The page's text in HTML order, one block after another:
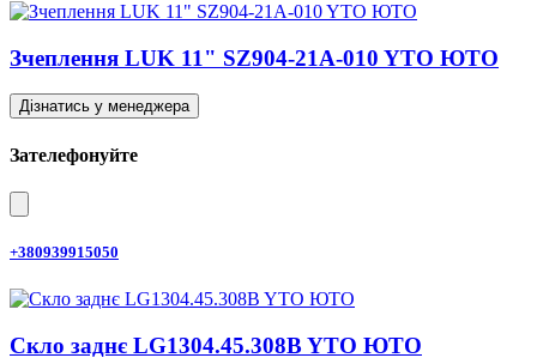
Зчеплення LUK 11" SZ904-21A-010 YTO ЮТО
Дізнатись у менеджера
Зателефонуйте
+380939915050
Скло заднє LG1304.45.308B YTO ЮТО